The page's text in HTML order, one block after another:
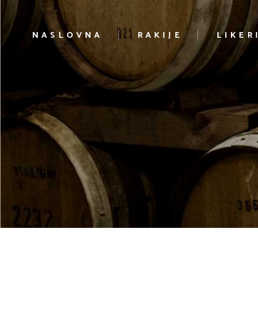
NASLOVNA RAKIJE LIKERI